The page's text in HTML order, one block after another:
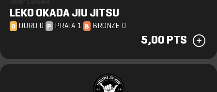
LEKO OKADA JIU JITSU
O OURO 0 P PRATA 1 B BRONZE 0
5,00 PTS